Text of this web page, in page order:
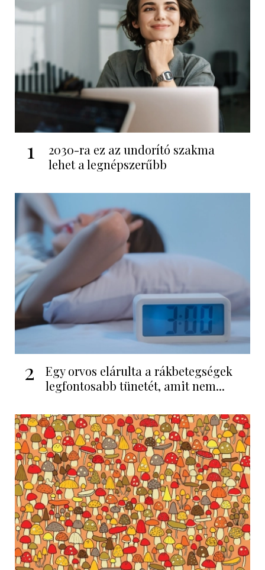
1
2030-ra ez az undorító szakma
lehet a legnépszerűbb
2
Egy orvos elárulta a rákbetegségek
legfontosabb tünetét, amit nem...